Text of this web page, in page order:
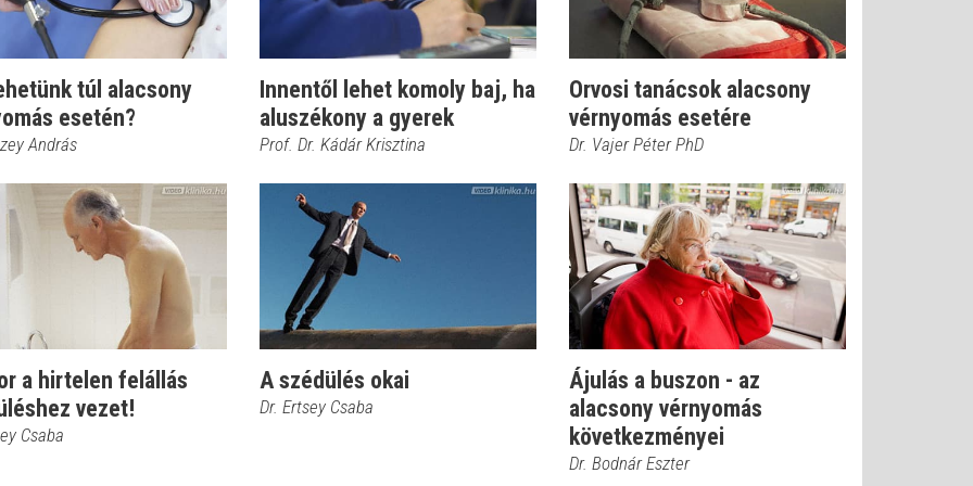
túl alacsony
esetén?
András
Innentől lehet komoly baj, ha
aluszékony a gyerek
Prof. Dr. Kádár Krisztina
Orvosi tanácsok alacsony
vérnyomás esetére
Dr. Vajer Péter PhD
a hirtelen felállás
vezet!
Csaba
A szédülés okai
Dr. Ertsey Csaba
Ájulás a buszon - az
alacsony vérnyomás
következményei
Dr. Bodnár Eszter